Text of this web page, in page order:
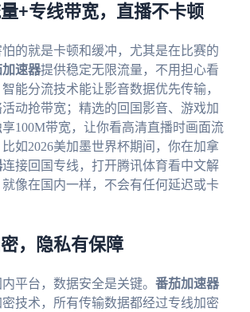
+专线带宽，直播不卡顿
的就是卡顿和缓冲，尤其是在比赛的
速器提供稳定无限流量，不用担心看
能分流技术能让影音数据优先传输，
动抢带宽；精选的回国影音、游戏加
100M带宽，让你看高清直播时画面流
如2026美加墨世界杯期间，你在加拿
连接回国专线，打开腾讯体育看中文解
像在国内一样，不会有任何延迟或卡
，隐私有保障
平台，数据安全是关键。 番茄加速器
技术，所有传输数据都经过专线加密